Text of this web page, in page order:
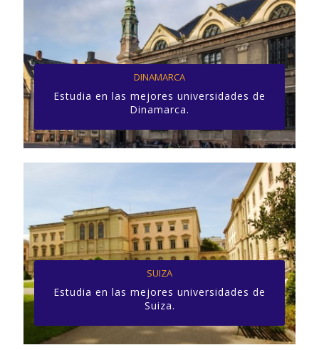
DINAMARCA
Estudia en las mejores universidades de
Dinamarca.
SUIZA
Estudia en las mejores universidades de
Suiza.